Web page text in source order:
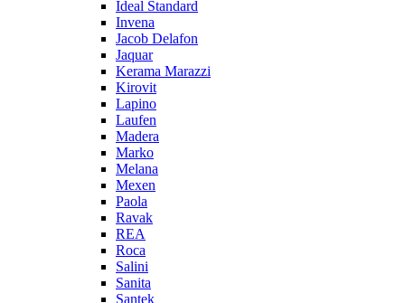
Ideal Standard
Invena
Jacob Delafon
Jaquar
Kerama Marazzi
Kirovit
Lapino
Laufen
Madera
Marko
Melana
Mexen
Paola
Ravak
REA
Roca
Salini
Sanita
Santek